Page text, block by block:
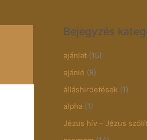
Bejegyzés
ajánlat (15)
ajánló (8)
álláshirdetések (1)
alpha (1)
Jézus hív – Jézus szólít